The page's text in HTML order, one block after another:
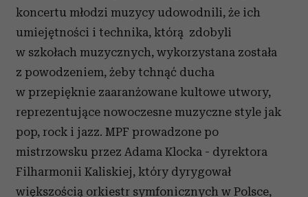
koncertu młodzi muzycy udowodnili, że ich
umiejętności i technika, którą zdobyli
w szkołach muzycznych, wykorzystana została
z powodzeniem, żeby tchnąć ducha
w przepięknie zaaranżowane kultowe utwory,
reprezentujące nowoczesne muzyczne style jak
pop, rock i jazz. MPF prowadzone po
mistrzowsku przez Adama Klocka - dyrektora
Filharmonii Kaliskiej, który dyrygował
większością orkiestr symfonicznych w Polsce,